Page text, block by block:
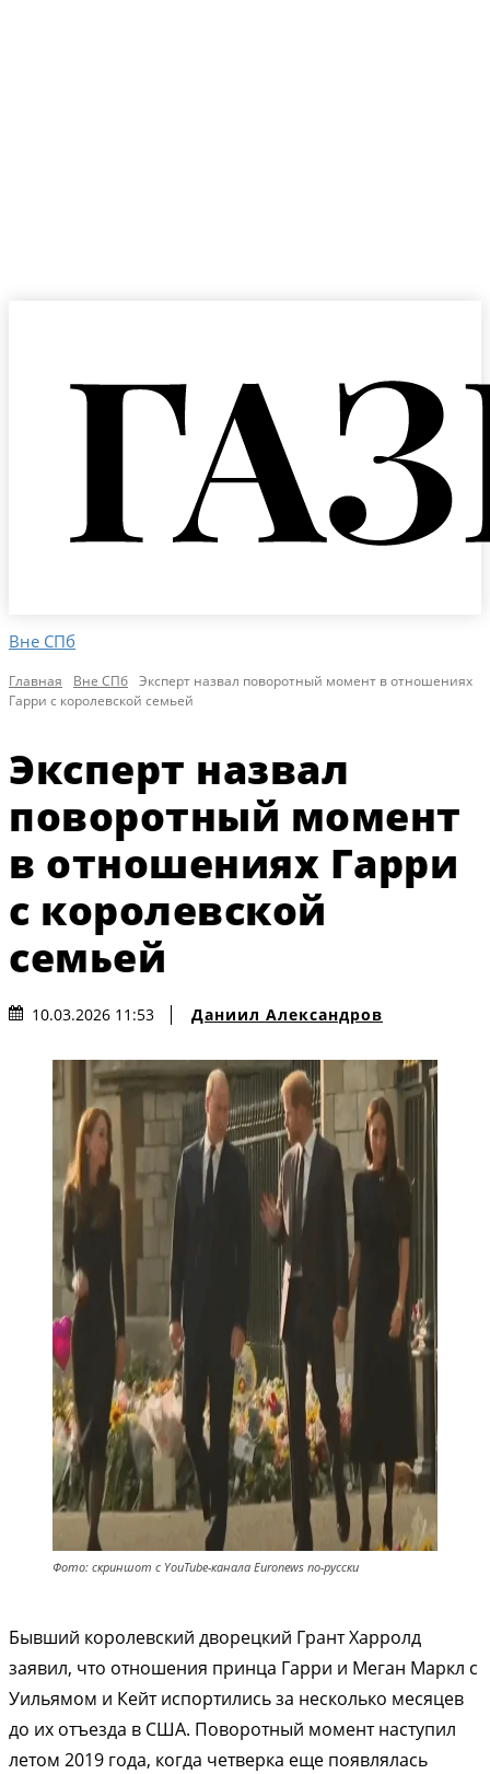
Вне СПб
Главная Вне СПб Эксперт назвал поворотный момент в отношениях
Гарри с королевской семьей
Эксперт назвал
поворотный момент
в отношениях Гарри
с королевской
семьей
10.03.2026 11:53 Даниил Александров
Фото: скриншот с YouTube-канала Euronews по-русски
Бывший королевский дворецкий Грант Харролд
заявил, что отношения принца Гарри и Меган Маркл с
Уильямом и Кейт испортились за несколько месяцев
до их отъезда в США. Поворотный момент наступил
летом 2019 года, когда четверка еще появлялась